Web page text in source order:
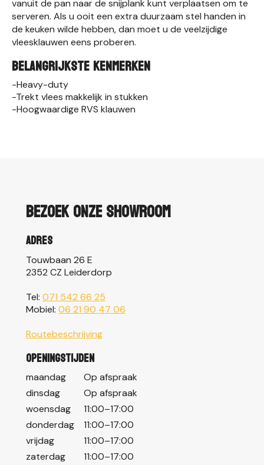
vanuit de pan naar de snijplank kunt verplaatsen om te
serveren. Als u ooit een extra duurzaam stel handen in
de keuken wilde hebben, dan moet u de veelzijdige
vleesklauwen eens proberen.
BELANGRIJKSTE KENMERKEN
-Heavy-duty
-Trekt vlees makkelijk in stukken
-Hoogwaardige RVS klauwen
Bezoek onze showroom
Adres
Touwbaan 26 E
2352 CZ Leiderdorp
Tel: 071 542 66 25
Mobiel: 06 21 90 47 06
Routebeschrijving
Openingstijden
maandag
Op afspraak
dinsdag
Op afspraak
woensdag
11:00–17:00
donderdag
11:00–17:00
vrijdag
11:00–17:00
zaterdag
11:00–17:00